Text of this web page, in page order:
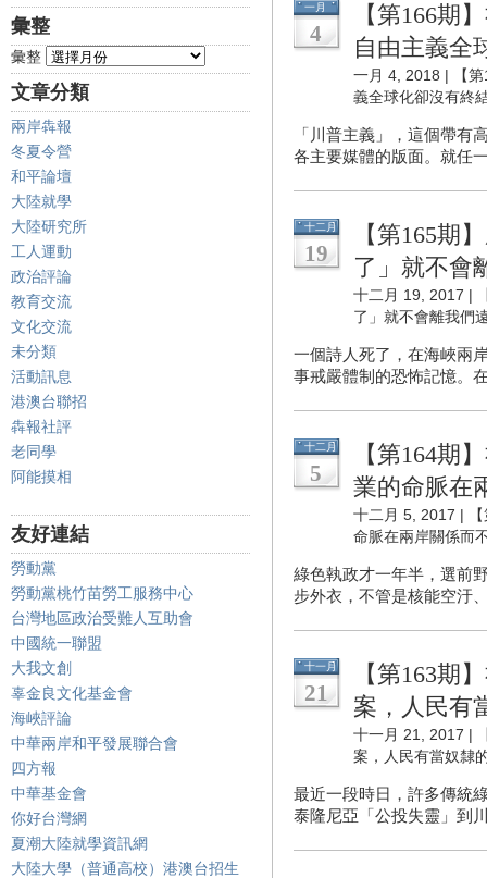
彙整
彙整
文章分類
兩岸犇報
冬夏令營
和平論壇
大陸就學
大陸研究所
工人運動
政治評論
教育交流
文化交流
未分類
活動訊息
港澳台聯招
犇報社評
老同學
阿能摸相
友好連結
勞動黨
勞動黨桃竹苗勞工服務中心
台灣地區政治受難人互助會
中國統一聯盟
大我文創
辜金良文化基金會
海峽評論
中華兩岸和平發展聯合會
四方報
中華基金會
你好台灣網
夏潮大陸就學資訊網
大陸大學（普通高校）港澳台招生
一月
4
【第166期
自由主義全
一月 4, 2018 |
【
義全球化卻沒有終
「川普主義」，這個帶有
各主要媒體的版面。就任
十二月
19
【第165期
了」就不會
十二月 19, 2017 |
了」就不會離我們
一個詩人死了，在海峽兩
事戒嚴體制的恐怖記憶。
十二月
5
【第164期
業的命脈在
十二月 5, 2017 |
命脈在兩岸關係而
綠色執政才一年半，選前
步外衣，不管是核能空汙
十一月
21
【第163期
案，人民有
十一月 21, 2017 |
案，人民有當奴隸
最近一段時日，許多傳統
泰隆尼亞「公投失靈」到